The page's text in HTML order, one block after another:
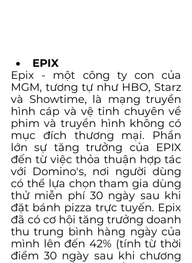
EPIX
Epix - một công ty con của
MGM, tương tự như HBO, Starz
và Showtime, là mạng truyền
hình cáp và vệ tinh chuyên về
phim và truyền hình không có
mục đích thương mại. Phần
lớn sự tăng trưởng của EPIX
đến từ việc thỏa thuận hợp tác
với Domino's, nơi người dùng
có thể lựa chọn tham gia dùng
thử miễn phí 30 ngày sau khi
đặt bánh pizza trực tuyến. Epix
đã có cơ hội tăng trưởng doanh
thu trung bình hàng ngày của
mình lên đến 42% (tính từ thời
điểm 30 ngày sau khi chương